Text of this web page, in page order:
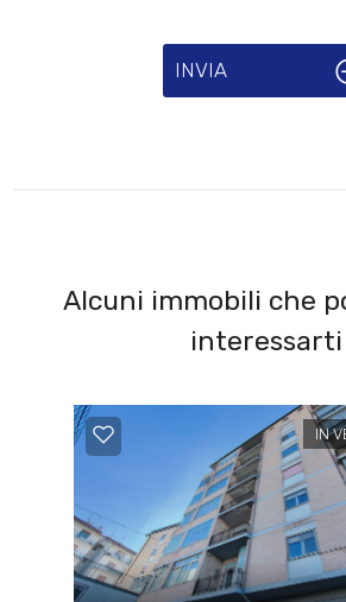
INVIA
Alcuni immobili che
interessarti
IN